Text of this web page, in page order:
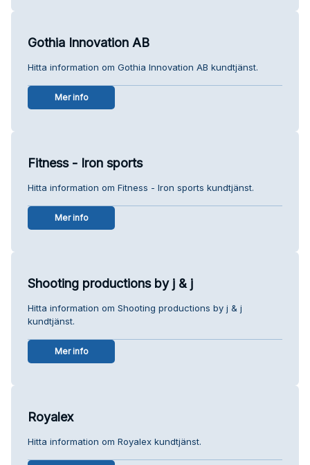
Gothia Innovation AB
Hitta information om Gothia Innovation AB kundtjänst.
Mer info
Fitness - Iron sports
Hitta information om Fitness - Iron sports kundtjänst.
Mer info
Shooting productions by j & j
Hitta information om Shooting productions by j & j
kundtjänst.
Mer info
Royalex
Hitta information om Royalex kundtjänst.